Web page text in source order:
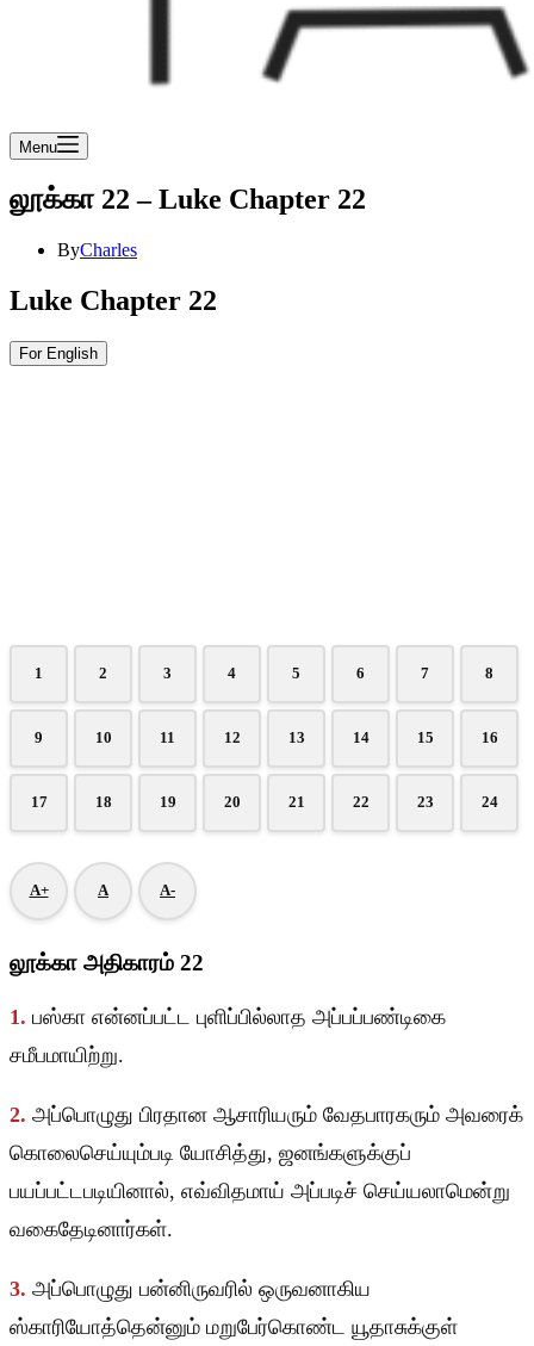
Menu
லூக்கா 22 – Luke Chapter 22
ByCharles
Luke Chapter 22
For English
1 2 3 4 5 6 7 8
9 10 11 12 13 14 15 16
17 18 19 20 21 22 23 24
A+ A A-
லூக்கா அதிகாரம் 22
1. பஸ்கா என்னப்பட்ட புளிப்பில்லாத அப்பப்பண்டிகை
சமீபமாயிற்று.
2. அப்பொழுது பிரதான ஆசாரியரும் வேதபாரகரும் அவரைக்
கொலைசெய்யும்படி யோசித்து, ஜனங்களுக்குப்
பயப்பட்டபடியினால், எவ்விதமாய் அப்படிச் செய்யலாமென்று
வகைதேடினார்கள்.
3. அப்பொழுது பன்னிருவரில் ஒருவனாகிய
ஸ்காரியோத்தென்னும் மறுபேர்கொண்ட யூதாசுக்குள்